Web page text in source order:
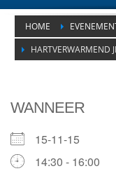
HOME
HARTVERWARMEND
WANNEER
15-11-15
14:30 - 16:00